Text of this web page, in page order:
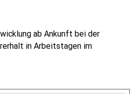
ab Ankunft bei der
in Arbeitstagen im